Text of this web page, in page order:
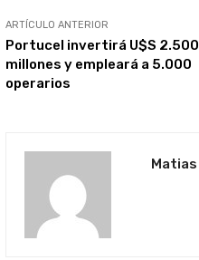
ARTÍCULO ANTERIOR
Portucel invertirá U$S 2.500
millones y empleará a 5.000
operarios
Matias